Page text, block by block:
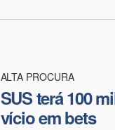
ALTA PROCURA
SUS terá 100
vício em bets